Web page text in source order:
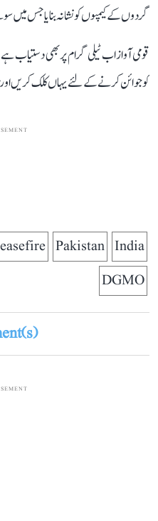
گردوں کے کیمپوں کو نشانہ بنایا جس
قومی آواز اب ٹیلی گرام پر بھی
کو جوائن کرنے کے لئے یہاں کلک کریں
India
Pakistan
DGMO